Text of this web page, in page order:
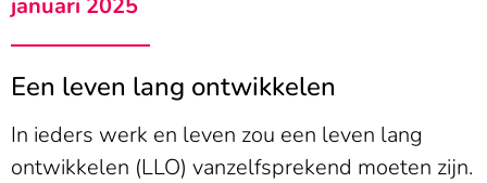
Een leven lang ontwikkelen
In ieders werk en leven zou een leven lang
ontwikkelen (LLO) vanzelfsprekend moeten zijn.